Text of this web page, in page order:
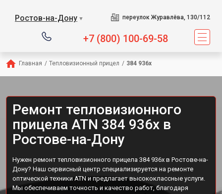
Ростов-на-Дону ▼ переулок Журавлёва, 130/112
+7 (800) 100-69-58
Главная / Тепловизионный прицел / 384 936x
Ремонт тепловизионного
прицела ATN 384 936x в
Ростове-на-Дону
Нужен ремонт тепловизионного прицела 384 936x в Ростове-на-
Дону? Наш сервисный центр специализируется на ремонте
оптической техники ATN и предлагает высококлассные услуги.
Мы обеспечиваем точность и качество работ, благодаря